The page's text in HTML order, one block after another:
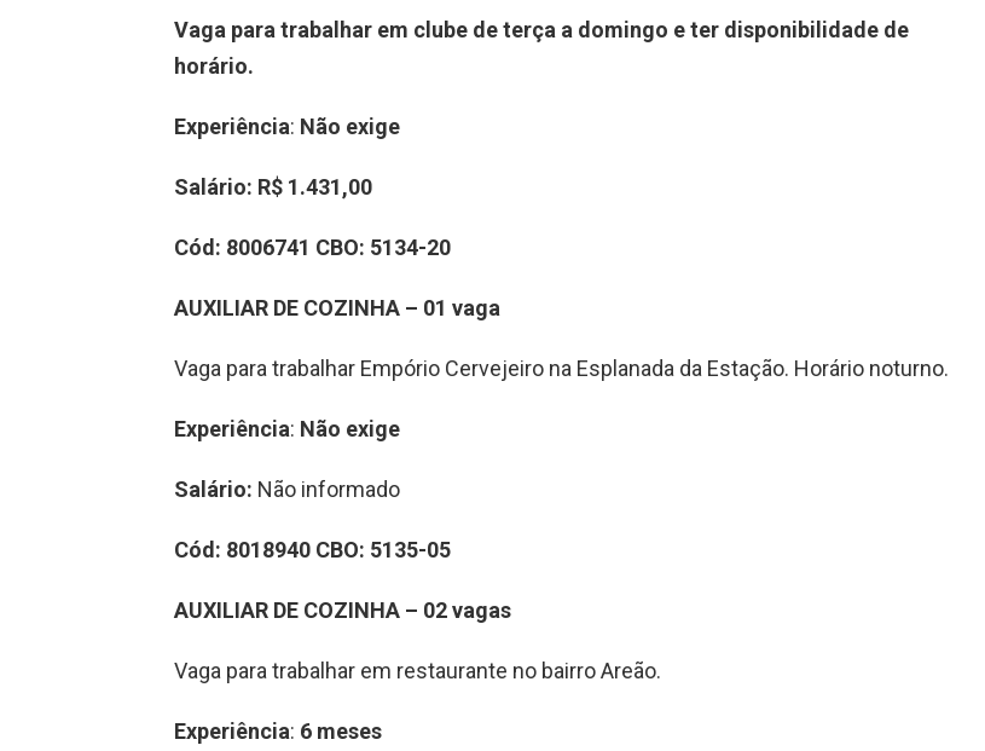
Vaga para trabalhar em clube de terça a domingo e ter disponibilidade de
horário.
Experiência: Não exige
Salário: R$ 1.431,00
Cód: 8006741 CBO: 5134-20
AUXILIAR DE COZINHA – 01 vaga
Vaga para trabalhar Empório Cervejeiro na Esplanada da Estação. Horário noturno.
Experiência: Não exige
Salário: Não informado
Cód: 8018940 CBO: 5135-05
AUXILIAR DE COZINHA – 02 vagas
Vaga para trabalhar em restaurante no bairro Areão.
Experiência: 6 meses